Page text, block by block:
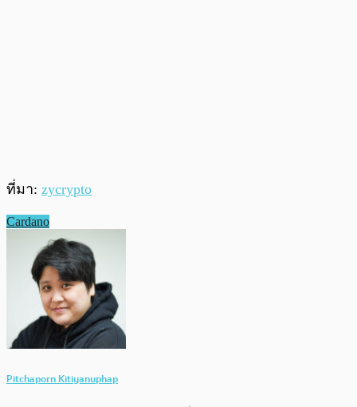
ที่มา: zycrypto
Cardano
Pitchaporn Kitiyanuphap